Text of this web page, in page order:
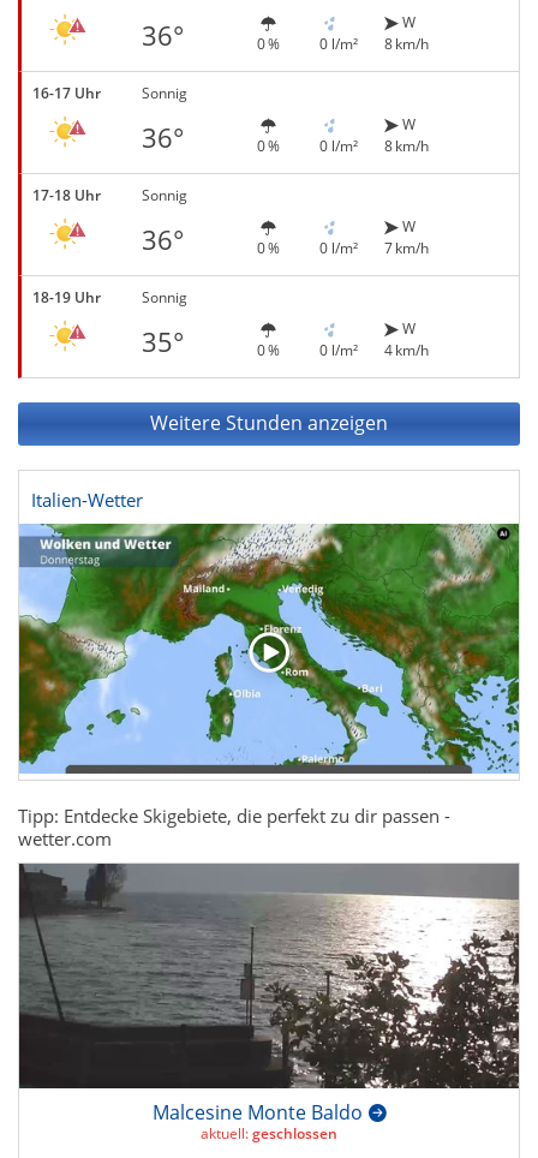
36° 0 % 0 l/m²
W
8 km/h
16-17 Uhr Sonnig
36° 0 % 0 l/m²
W
8 km/h
17-18 Uhr Sonnig
36° 0 % 0 l/m²
W
7 km/h
18-19 Uhr Sonnig
35° 0 % 0 l/m²
W
4 km/h
Weitere Stunden anzeigen
Italien-Wetter
Tipp: Entdecke Skigebiete, die perfekt zu dir passen -
wetter.com
Malcesine Monte Baldo
aktuell:geschlossen